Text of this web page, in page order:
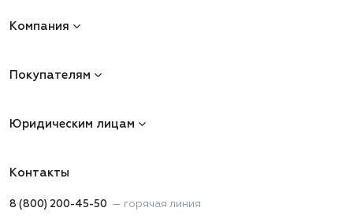
Компания
Покупателям
Юридическим лицам
Контакты
8 (800) 200-45-50 — горячая линия